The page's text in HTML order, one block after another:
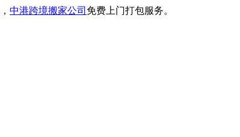
， 中港跨境搬家公司 免费上门打包服务。